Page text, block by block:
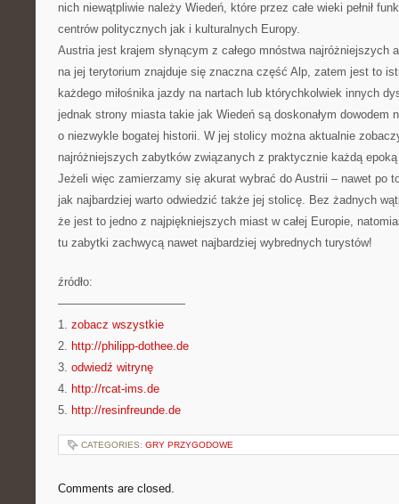
nich niewątpliwie należy Wiedeń, które przez całe wieki pełnił
centrów politycznych jak i kulturalnych Europy.
Austria jest krajem słynącym z całego mnóstwa najróżniejszych
na jej terytorium znajduje się znaczna część Alp, zatem jest to
każdego miłośnika jazdy na nartach lub którychkolwiek innych
jednak strony miasta takie jak Wiedeń są doskonałym dowodem
o niezwykle bogatej historii. W jej stolicy można aktualnie
najróżniejszych zabytków związanych z praktycznie każdą
Jeżeli więc zamierzamy się akurat wybrać do Austrii – nawet po
jak najbardziej warto odwiedzić także jej stolicę. Bez żadnych
że jest to jedno z najpiękniejszych miast w całej Europie,
tu zabytki zachwycą nawet najbardziej wybrednych turystów!
źródło:
———————————
1. zobacz wszystkie
2. http://philipp-dothee.de
3. odwiedź witrynę
4. http://rcat-ims.de
5. http://resinfreunde.de
CATEGORIES: GRY PRZYGODOWE
Comments are closed.